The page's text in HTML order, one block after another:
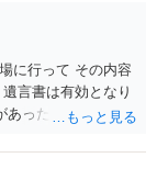
円でまとめた方が
応じるかどうか
いての検討が不可
か、資料を持って
に行って その内容
言書は有効となり
あったことが証明で
いたら殺される」